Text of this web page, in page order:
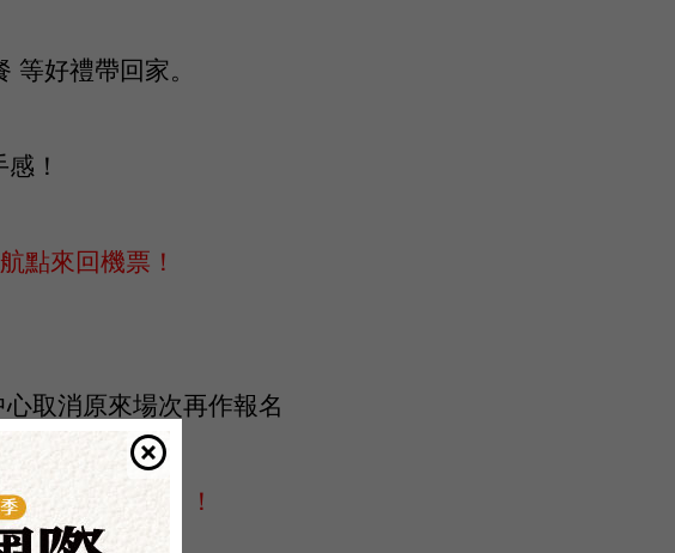
等好禮帶回家。
！
點來回機票！
取消原來場次再作報名
無法保留名額
「免費索票」！